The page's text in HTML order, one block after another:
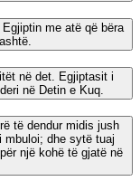
me atë që bëra
në det. Egjiptasit i
në Detin e Kuq.
të dendur midis jush
mbuloi; dhe sytë tuaj
një kohë të gjatë në